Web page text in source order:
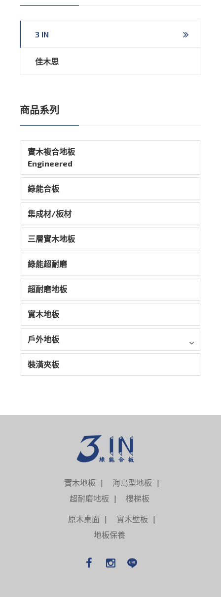
3 IN
佳木思
商品系列
實木複合地板
Engineered
綠能合板
集成材/板材
三層實木地板
綠能超耐磨
超耐磨地板
實木地板
戶外地板
裝潢夾板
實木地板
海島型地板
超耐磨地板
樓梯板
原木桌面
實木壁板
地板保養